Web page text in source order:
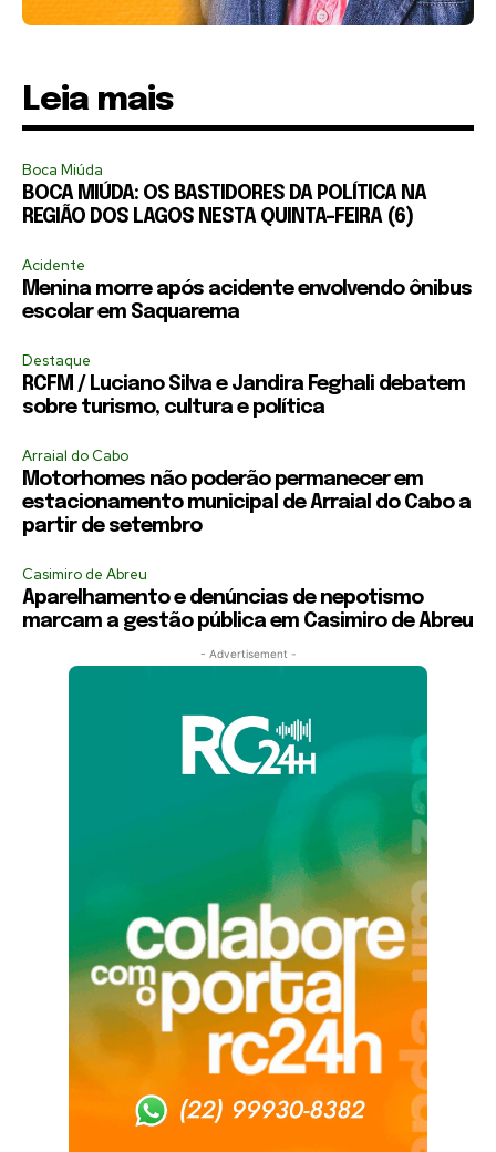
Leia mais
Boca Miúda
BOCA MIÚDA: OS BASTIDORES DA POLÍTICA NA
REGIÃO DOS LAGOS NESTA QUINTA-FEIRA (6)
Acidente
Menina morre após acidente envolvendo ônibus
escolar em Saquarema
Destaque
RCFM / Luciano Silva e Jandira Feghali debatem
sobre turismo, cultura e política
Arraial do Cabo
Motorhomes não poderão permanecer em
estacionamento municipal de Arraial do Cabo a
partir de setembro
Casimiro de Abreu
Aparelhamento e denúncias de nepotismo
marcam a gestão pública em Casimiro de Abreu
- Advertisement -